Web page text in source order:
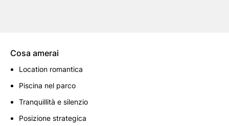
Cosa amerai
Location romantica
Piscina nel parco
Tranquillità e silenzio
Posizione strategica